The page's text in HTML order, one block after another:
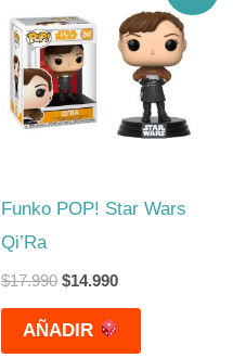
Funko POP! Star Wars
Qi’Ra
$17.990
original
era:
$17.990.
$14.990
actual
es:
$14.990.
AÑADIR